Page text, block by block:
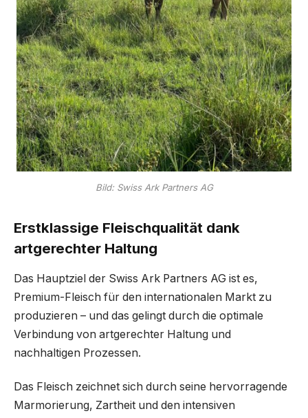
Bild: Swiss Ark Partners AG
Erstklassige Fleischqualität dank
artgerechter Haltung
Das Hauptziel der Swiss Ark Partners AG ist es,
Premium-Fleisch für den internationalen Markt zu
produzieren – und das gelingt durch die optimale
Verbindung von artgerechter Haltung und
nachhaltigen Prozessen.
Das Fleisch zeichnet sich durch seine hervorragende
Marmorierung, Zartheit und den intensiven